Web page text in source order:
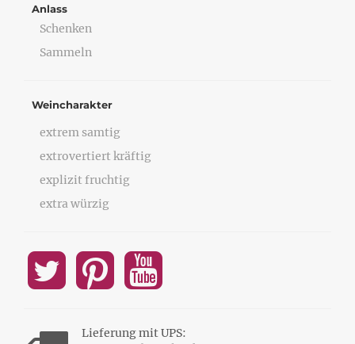
Anlass
Schenken
Sammeln
Weincharakter
extrem samtig
extrovertiert kräftig
explizit fruchtig
extra würzig
Lieferung mit UPS: